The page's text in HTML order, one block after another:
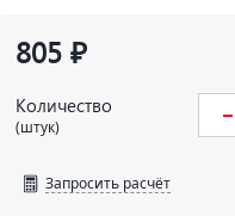
805 ₽
Количество
(штук)
Запросить расчёт